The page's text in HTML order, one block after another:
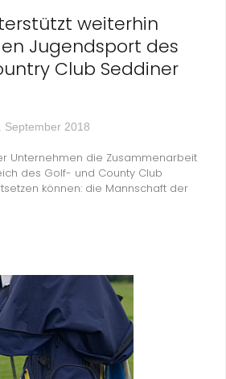
weiterhin
Jugendsport des
Club Seddiner
September 2018
Unternehmen die Zusammenarbeit
des Golf- und County Club
können: die Mannschaft der